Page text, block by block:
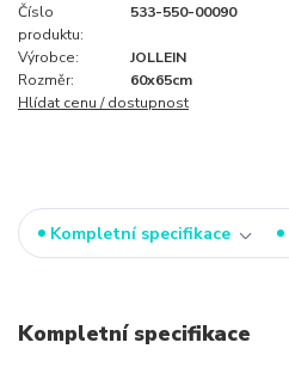
Číslo
produktu:
533-550-00090
Výrobce:
JOLLEIN
Rozměr:
60x65cm
Hlídat cenu / dostupnost
Kompletní specifikace
Kompletní specifikace